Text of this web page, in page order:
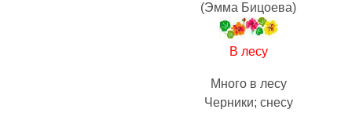
(Эмма Бицоева)
В лесу
Много в лесу
Черники; снесу